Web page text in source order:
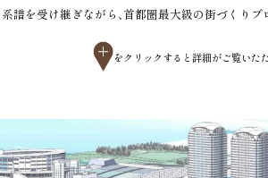
譜を受け継ぎながら、首都圏最大級の街づくり プ
をクリックすると詳細がご覧いた